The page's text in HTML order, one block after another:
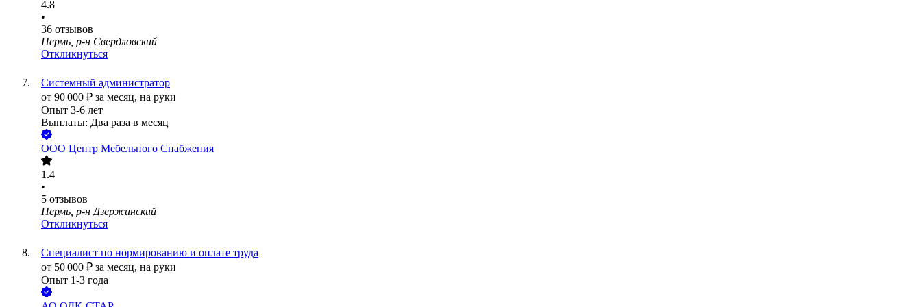
4.8
•
36 отзывов
Пермь, р-н Свердловский
Откликнуться
Системный администратор
от 90 000 ₽ за месяц, на руки
Опыт 3-6 лет
Выплаты: Два раза в месяц
ООО Центр Мебельного Снабжения
1.4
•
5 отзывов
Пермь, р-н Дзержинский
Откликнуться
Специалист по нормированию и оплате труда
от 50 000 ₽ за месяц, на руки
Опыт 1-3 года